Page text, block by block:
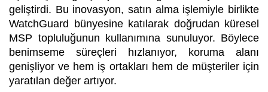
geliştirdi. Bu inovasyon, satın alma işlemiyle birlikte
WatchGuard bünyesine katılarak doğrudan küresel
MSP topluluğunun kullanımına sunuluyor. Böylece
benimseme süreçleri hızlanıyor, koruma alanı
genişliyor ve hem iş ortakları hem de müşteriler için
yaratılan değer artıyor.